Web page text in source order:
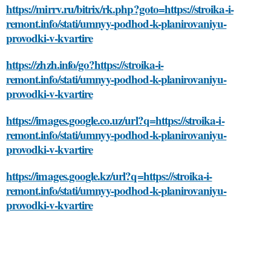
https://mirrv.ru/bitrix/rk.php?goto=https://stroika-i-
remont.info/stati/umnyy-podhod-k-planirovaniyu-
provodki-v-kvartire
https://zhzh.info/go?https://stroika-i-
remont.info/stati/umnyy-podhod-k-planirovaniyu-
provodki-v-kvartire
https://images.google.co.uz/url?q=https://stroika-i-
remont.info/stati/umnyy-podhod-k-planirovaniyu-
provodki-v-kvartire
https://images.google.kz/url?q=https://stroika-i-
remont.info/stati/umnyy-podhod-k-planirovaniyu-
provodki-v-kvartire